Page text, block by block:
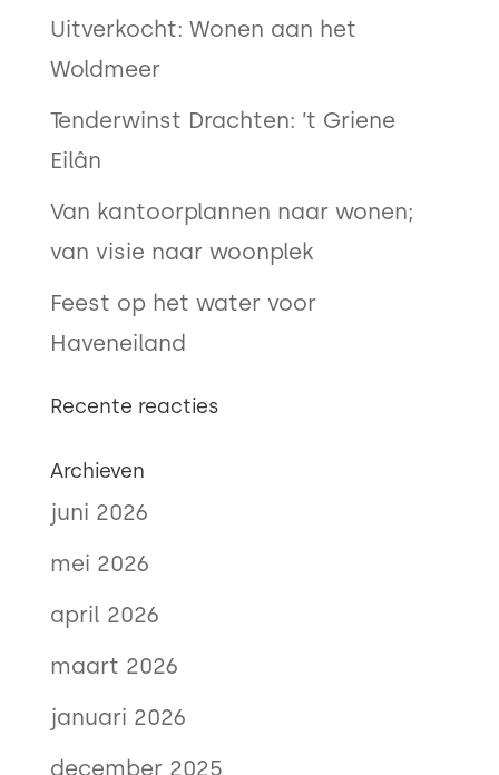
Uitverkocht: Wonen aan het
Woldmeer
Tenderwinst Drachten: ’t Griene
Eilân
Van kantoorplannen naar wonen;
van visie naar woonplek
Feest op het water voor
Haveneiland
Recente reacties
Archieven
juni 2026
mei 2026
april 2026
maart 2026
januari 2026
december 2025